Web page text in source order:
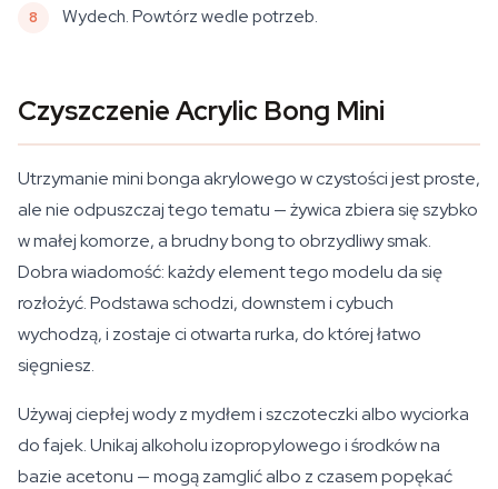
Wydech. Powtórz wedle potrzeb.
Czyszczenie Acrylic Bong Mini
Utrzymanie mini bonga akrylowego w czystości jest proste,
ale nie odpuszczaj tego tematu — żywica zbiera się szybko
w małej komorze, a brudny bong to obrzydliwy smak.
Dobra wiadomość: każdy element tego modelu da się
rozłożyć. Podstawa schodzi, downstem i cybuch
wychodzą, i zostaje ci otwarta rurka, do której łatwo
sięgniesz.
Używaj ciepłej wody z mydłem i szczoteczki albo wyciorka
do fajek. Unikaj alkoholu izopropylowego i środków na
bazie acetonu — mogą zamglić albo z czasem popękać